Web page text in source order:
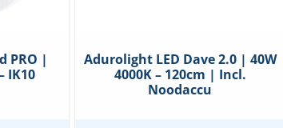
PRO |
IK10
Adurolight LED Dave 2.0 | 40W
4000K – 120cm | Incl.
Noodaccu